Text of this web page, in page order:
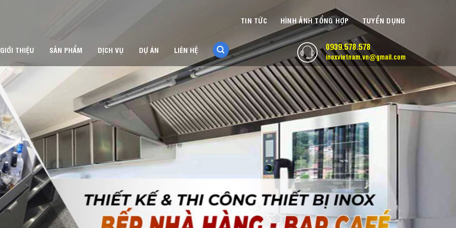
GIỚI THIỆU SẢN PHẨM DỊCH VỤ DỰ ÁN LIÊN HỆ 0939.578.578
inoxvietnam.vn@gmail.com
TIN TỨC HÌNH ẢNH TỔNG HỢP TUYỂN DỤNG